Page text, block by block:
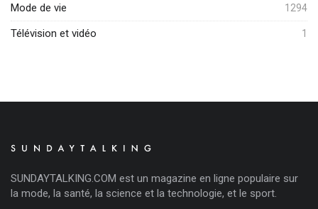
Mode de vie 1294
Télévision et vidéo 1
SUNDAYTALKING.COM est un magazine en ligne populaire sur
la mode, la santé, la science et la technologie, et le sport.